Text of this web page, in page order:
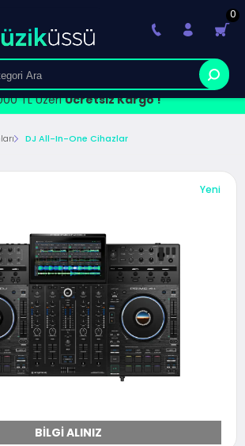
TL ÜzeriÜcretsiz Kargo !
0
DJ All-In-One Cihazlar
Yeni
BILGI ALINIZ